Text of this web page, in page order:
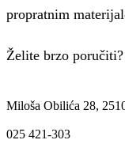
propratnim
Želite brzo poručiti?
Miloša Obilića 28,
025 421-303